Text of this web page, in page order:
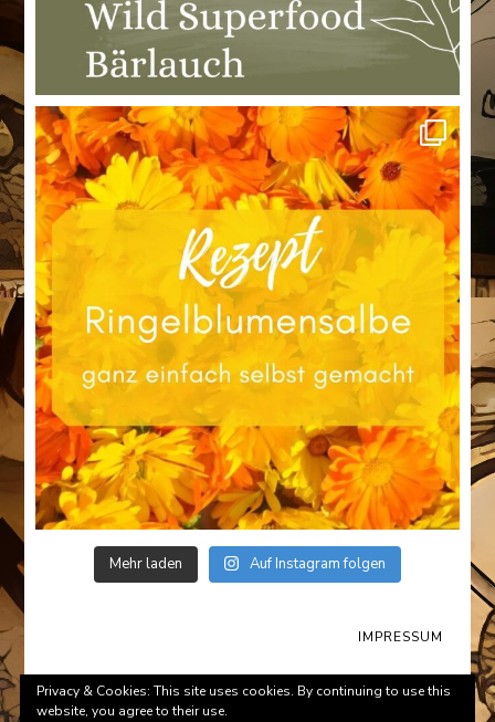
Mehr laden Auf Instagram folgen
© Copyright 2026 Survival-Tips.de . All Rights Reserved.
IMPRESSUM
Privacy & Cookies: This site uses cookies. By continuing to use this
website, you agree to their use.